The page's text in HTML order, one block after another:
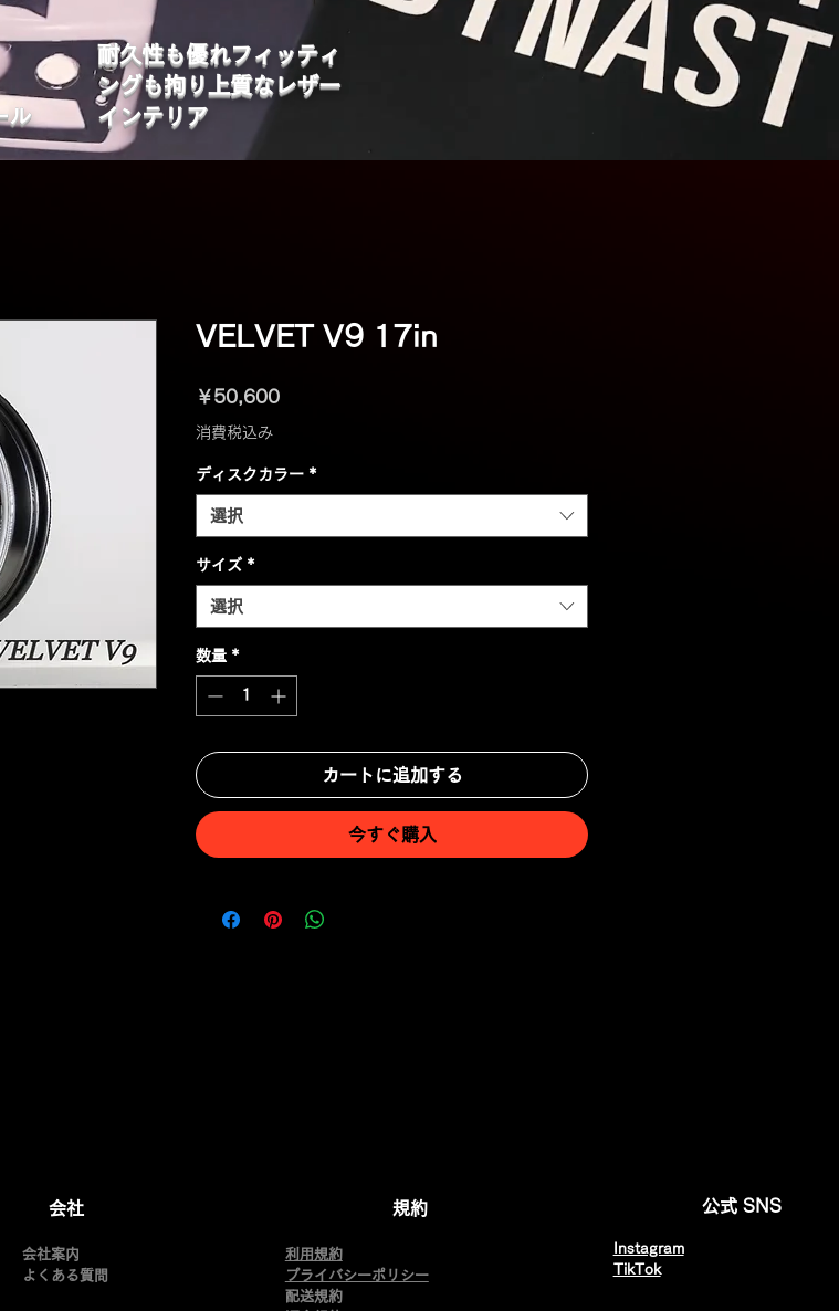
ル
​耐久性も優れフィッティ
ングも拘り上質なレザー
インテリア
VELVET V9 17in
￥50,600価
消費税込み
ディスクカラー *
選択
サイズ *
選択
数量 *
カートに追加する
今すぐ購入
会社 規約 公式 SNS
会社案内
よくある質問
利用規約
​プライバシーポリシー
配送規約
Instagram
​TikTok